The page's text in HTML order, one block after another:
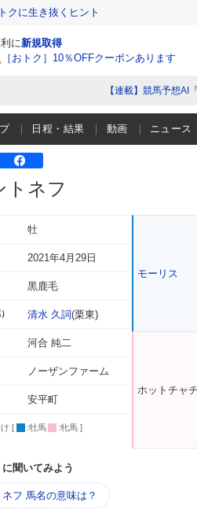
に生き抜くヒント
に新規取得
［おトク］10％OFFクーポンあります
【連載】競馬予想AI
日程・結果 動画 ニュース
トネフ
牡
2021年4月29日
黒鹿毛
清水 久詞(栗東)
河合 純二
ノーザンファーム
安平町
[ :牡馬 :牝馬 ]
モーリス
ホットチャ
聞いてみよう
フ 馬名の意味は？